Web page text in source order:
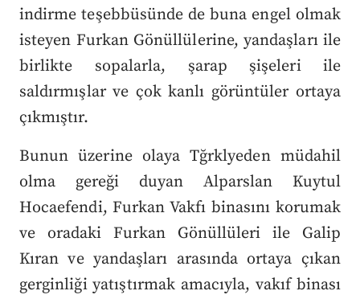
indirme teşebbüsünde de buna engel olmak
isteyen Furkan Gönüllülerine, yandaşları ile
birlikte sopalarla, şarap şişeleri ile
saldırmışlar ve çok kanlı görüntüler ortaya
çıkmıştır.
Bunun üzerine olaya Tğrklyeden müdahil
olma gereği duyan Alparslan Kuytul
Hocaefendi, Furkan Vakfı binasını korumak
ve oradaki Furkan Gönüllüleri ile Galip
Kıran ve yandaşları arasında ortaya çıkan
gerginliği yatıştırmak amacıyla, vakıf binası